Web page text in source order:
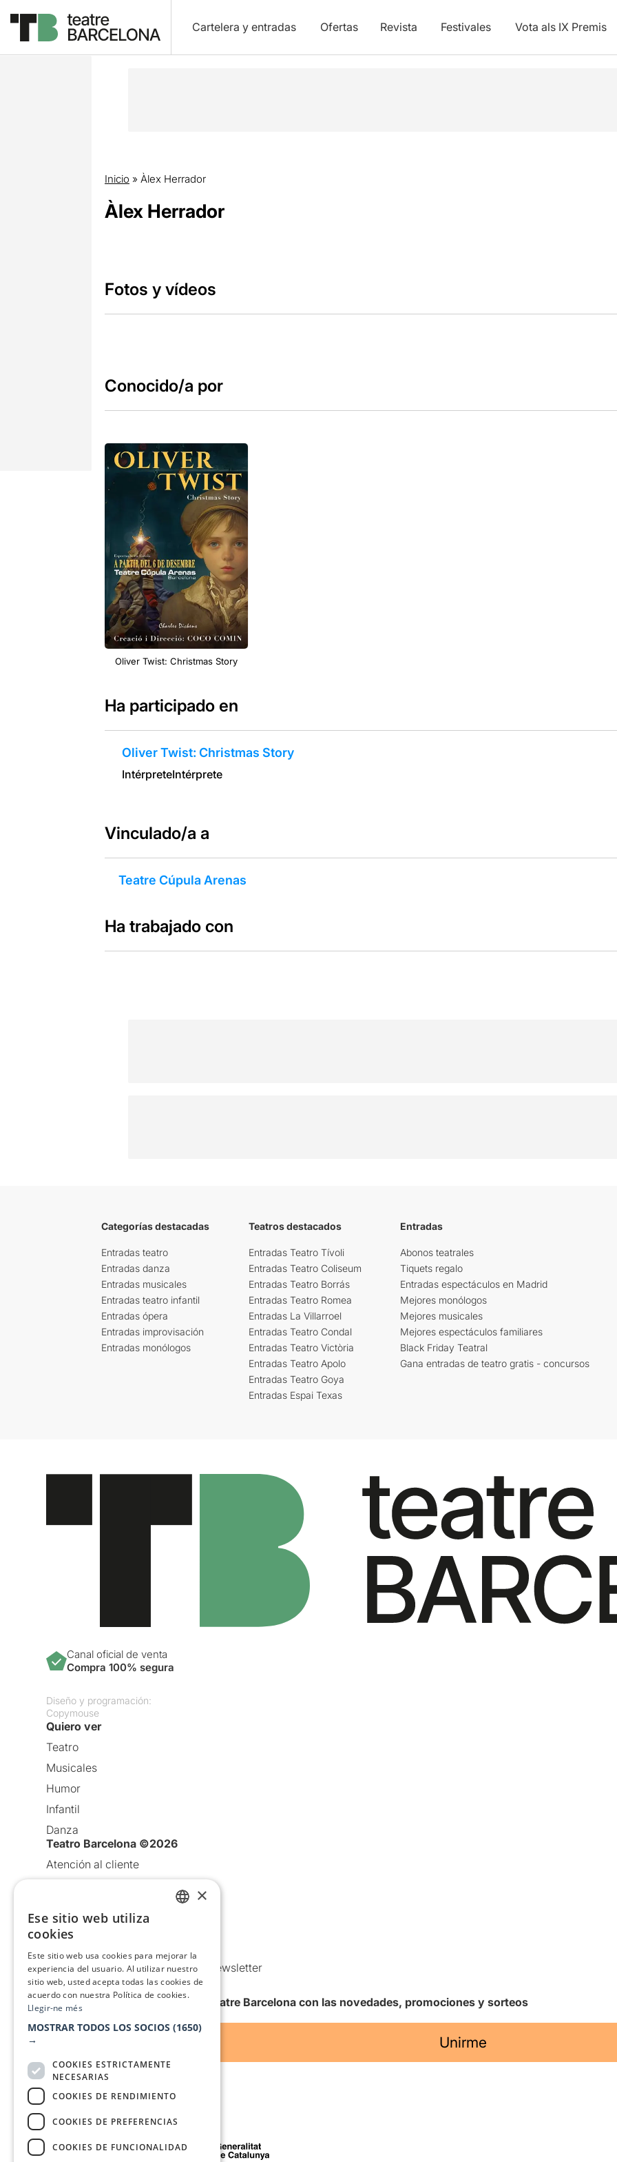
Cartelera y entradas Ofertas Revista Festivales Vota als IX Premis
Inicio » Àlex Herrador
Àlex Herrador
Fotos y vídeos
Conocido/a por
Oliver Twist: Christmas Story
Ha participado en
Oliver Twist: Christmas Story
IntérpreteIntérprete
Vinculado/a a
Teatre Cúpula Arenas
Ha trabajado con
Categorías destacadas
Entradas teatro
Entradas danza
Entradas musicales
Entradas teatro infantil
Entradas ópera
Entradas improvisación
Entradas monólogos
Teatros destacados
Entradas Teatro Tívoli
Entradas Teatro Coliseum
Entradas Teatro Borrás
Entradas Teatro Romea
Entradas La Villarroel
Entradas Teatro Condal
Entradas Teatro Victòria
Entradas Teatro Apolo
Entradas Teatro Goya
Entradas Espai Texas
Entradas
Abonos teatrales
Tiquets regalo
Entradas espectáculos en Madrid
Mejores monólogos
Mejores musicales
Mejores espectáculos familiares
Black Friday Teatral
Gana entradas de teatro gratis - concursos
Canal oficial de venta
Compra 100% segura
Diseño y programación:
Copymouse
Quiero ver
Teatro
Musicales
Humor
Infantil
Danza
Teatro Barcelona ©2026
Atención al cliente
Política de Cookies
Comunicaciones comerciales y Newsletter
Anuncia’t
Quiero recibir la newsletter de Teatre Barcelona con las novedades, promociones y sorteos
Unirme
Con el apoyo de
×
Ese sitio web utiliza
cookies
Este sitio web usa cookies para mejorar la
experiencia del usuario. Al utilizar nuestro
sitio web, usted acepta todas las cookies de
acuerdo con nuestra Política de cookies.
Llegir-ne més
MOSTRAR TODOS LOS SOCIOS (1650)
→
COOKIES ESTRICTAMENTE
NECESARIAS
COOKIES DE RENDIMIENTO
COOKIES DE PREFERENCIAS
COOKIES DE FUNCIONALIDAD